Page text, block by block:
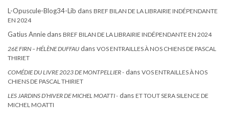
L-Opuscule-Blog34-Lib dans BREF BILAN DE LA LIBRAIRIE INDÉPENDANTE
EN 2024
Gatius Anniedans BREF BILAN DE LA LIBRAIRIE INDÉPENDANTE EN 2024
26E FIRN – HÉLÈNE DUFFAU dans VOS ENTRAILLES À NOS CHIENS DE PASCAL
THIRIET
COMÉDIE DU LIVRE 2023 DE MONTPELLIER - dans VOS ENTRAILLES À NOS
CHIENS DE PASCAL THIRIET
LES JARDINS D’HIVER DE MICHEL MOATTI - dans ET TOUT SERA SILENCE DE
MICHEL MOATTI